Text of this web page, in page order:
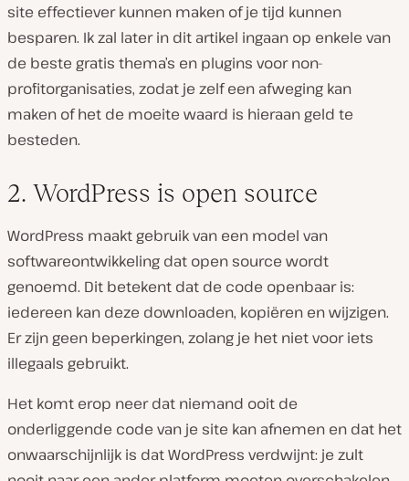
site effectiever kunnen maken of je tijd kunnen
besparen. Ik zal later in dit artikel ingaan op enkele van
de beste gratis thema’s en plugins voor non-
profitorganisaties, zodat je zelf een afweging kan
maken of het de moeite waard is hieraan geld te
besteden.
2. WordPress is open source
WordPress maakt gebruik van een model van
softwareontwikkeling dat open source wordt
genoemd. Dit betekent dat de code openbaar is:
iedereen kan deze downloaden, kopiëren en wijzigen.
Er zijn geen beperkingen, zolang je het niet voor iets
illegaals gebruikt.
Het komt erop neer dat niemand ooit de
onderliggende code van je site kan afnemen en dat het
onwaarschijnlijk is dat WordPress verdwijnt: je zult